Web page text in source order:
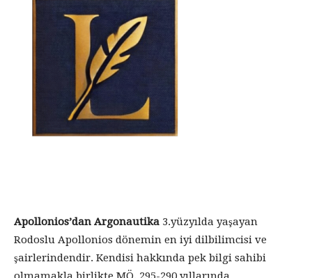
Apollonios’dan Argonautika 3.yüzyılda yaşayan
Rodoslu Apollonios dönemin en iyi dilbilimcisi ve
şairlerindendir. Kendisi hakkında pek bilgi sahibi